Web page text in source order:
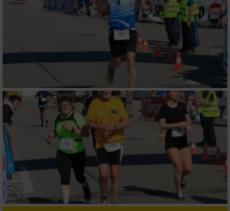
IAB-Verarbeitungszwecke:
Speichern von oder Zugriff auf Informationen
Verwendung reduzierter Daten zur Auswahl
von Werbeanzeigen
Erstellung von Profilen für personalisierte
Werbung
Verwendung von Profilen zur Auswahl
personalisierter Werbung
Erstellung von Profilen zur Personalisierung
von Inhalten
Verwendung von Profilen zur Auswahl
personalisierter Inhalte